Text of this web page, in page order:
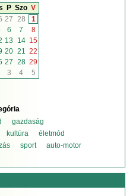
P Szo V
27 28
1
6 7
8
13 14 15
20 21
22
27 28 29
3 4 5
gazdaság
kultúra
életmód
sport
auto-motor